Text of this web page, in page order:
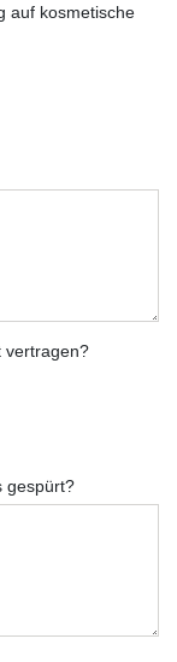
auf kosmetische
vertragen?
gespürt?